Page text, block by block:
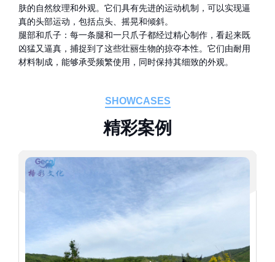
肤的自然纹理和外观。它们具有先进的运动机制，可以实现逼
真的头部运动，包括点头、摇晃和倾斜。
腿部和爪子：每一条腿和一只爪子都经过精心制作，看起来既
凶猛又逼真，捕捉到了这些壮丽生物的掠夺本性。它们由耐用
材料制成，能够承受频繁使用，同时保持其细致的外观。
SHOWCASES
精彩案例